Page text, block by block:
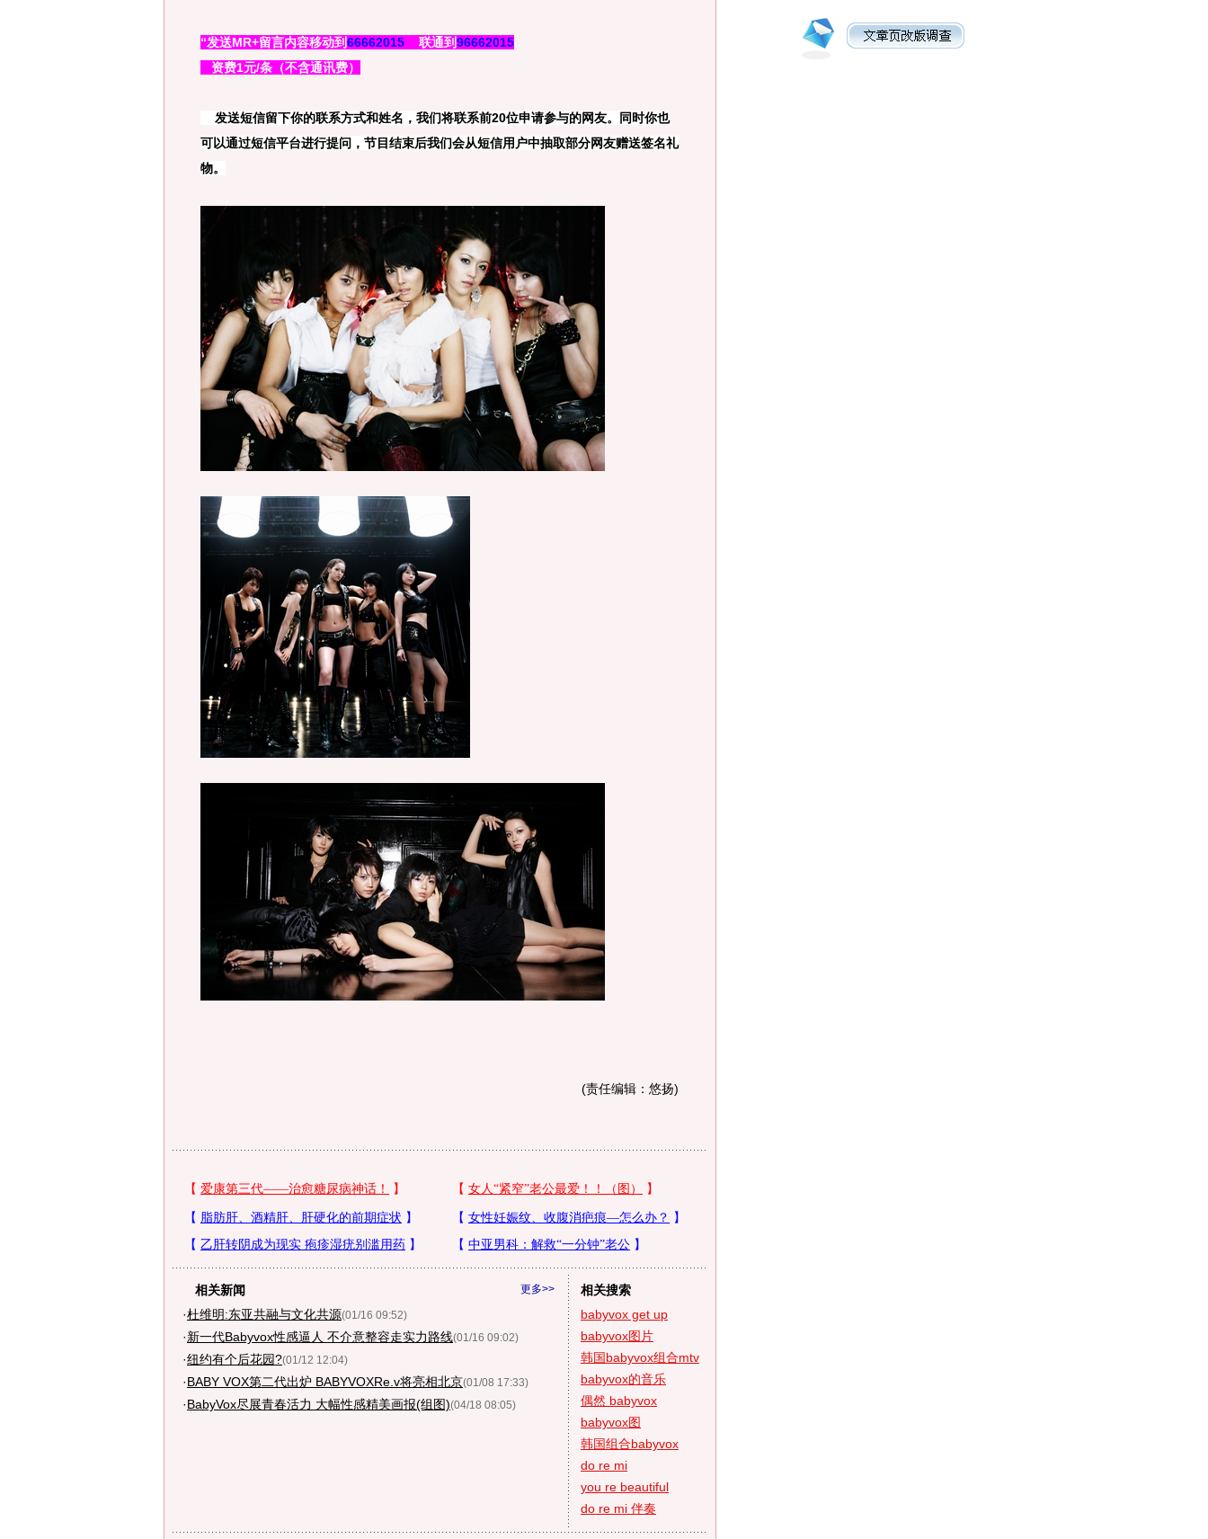
“发送MR+留言内容移动到66662015 联通到96662015
资费1元/条（不含通讯费）
发送短信留下你的联系方式和姓名，我们将联系前20位申请参与的网友。同时你也
可以通过短信平台进行提问，节目结束后我们会从短信用户中抽取部分网友赠送签名礼
物。
(责任编辑：悠扬)
更多>>
相关新闻
·杜维明:东亚共融与文化共源(01/16 09:52)
·新一代Babyvox性感逼人 不介意整容走实力路线(01/16 09:02)
·纽约有个后花园?(01/12 12:04)
·BABY VOX第二代出炉 BABYVOXRe.v将亮相北京(01/08 17:33)
·BabyVox尽展青春活力 大幅性感精美画报(组图)(04/18 08:05)
相关搜索
babyvox get up
babyvox图片
韩国babyvox组合mtv
babyvox的音乐
偶然 babyvox
babyvox图
韩国组合babyvox
do re mi
you re beautiful
do re mi 伴奏